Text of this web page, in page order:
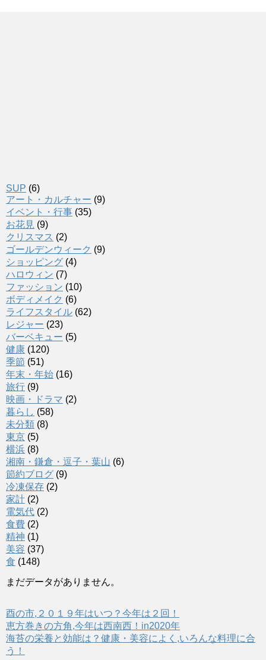
SUP (6)
アート・カルチャー (9)
イベント・行事 (35)
お花見 (9)
クリスマス (2)
ゴールデンウィーク (9)
ショッピング (4)
ハロウィン (7)
ファッション (10)
ボディメイク (6)
ライフスタイル (62)
レジャー (23)
バーベキュー (5)
健康 (120)
季節 (51)
年末・年始 (16)
旅行 (9)
映画・ドラマ (2)
暮らし (58)
未分類 (8)
東京 (5)
横浜 (8)
湘南・鎌倉・逗子・葉山 (6)
節約ブログ (9)
冷凍保存 (2)
家計 (2)
電気代 (2)
食費 (2)
精神 (1)
美容 (37)
食 (148)
まだデータがありません。
酉の市,２０１９年はいつ？今年は２回！
恵方巻きの方角,今年は西南西！in2020年
海苔の栄養と効能は？健康・美容によく,いろんな料理に合
う！